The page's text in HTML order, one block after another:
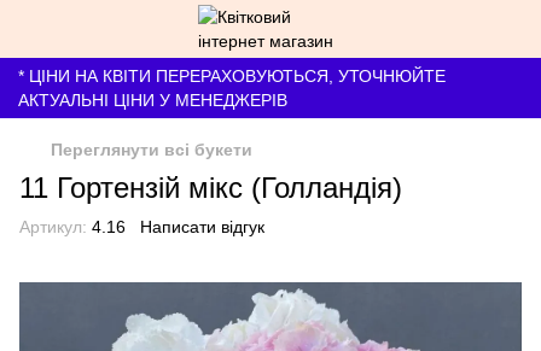
* ЦІНИ НА КВІТИ ПЕРЕРАХОВУЮТЬСЯ, УТОЧНЮЙТЕ
АКТУАЛЬНІ ЦІНИ У МЕНЕДЖЕРІВ
Переглянути всі букети
11 Гортензій мікс (Голландія)
Артикул: 4.16 Написати відгук